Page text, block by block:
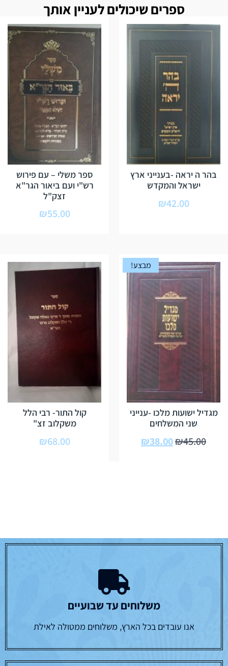
ספרים שיכולים לעניין אותך
בהר ה יראה -בענייני ארץ
ישראל והמקדש
₪42.00
ספר משלי – עם פירוש
רש"י ועם ביאור הגר"א
זצק"ל
₪55.00
מבצע!
מגדיל ישועות מלכו -ענייני
שני המשלחים
₪45.00
₪38.00
קול התור- רבי הלל
משקלוב זצ"
₪68.00
משלוחים עד שבועיים
אנו עובדים בכל הארץ, משלוחים ממטולה לאילת